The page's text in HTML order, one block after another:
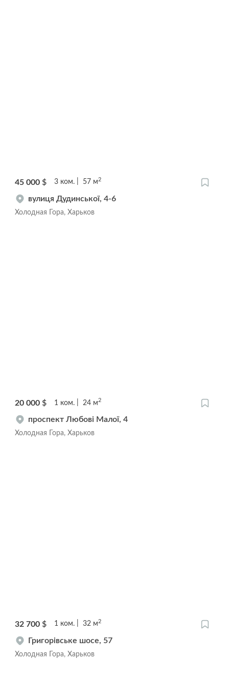
45 000 $ 3 ком. 57 м 2
вулиця Дудинської, 4-6
Холодная Гора, Харьков
20 000 $ 1 ком. 24 м2
проспект Любові Малої, 4
Холодная Гора, Харьков
32 700 $ 1 ком. 32 м 2
Григорівське шосе, 57
Холодная Гора, Харьков